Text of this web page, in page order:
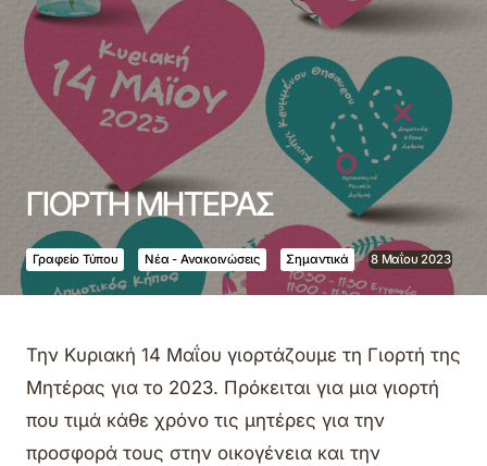
ΓΙΟΡΤΗ ΜΗΤΕΡΑΣ
Γραφείο Τύπου Νέα - Ανακοινώσεις Σημαντικά 8 Μαΐου 2023
Την Κυριακή 14 Μαΐου γιορτάζουμε τη Γιορτή της
Μητέρας για το 2023. Πρόκειται για μια γιορτή
που τιμά κάθε χρόνο τις μητέρες για την
προσφορά τους στην οικογένεια και την